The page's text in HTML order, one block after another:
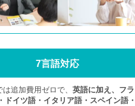
7言語対応
は追加費用ゼロで、 英語に加え、フラ
ドイツ語・イタリア語・スペイン語・